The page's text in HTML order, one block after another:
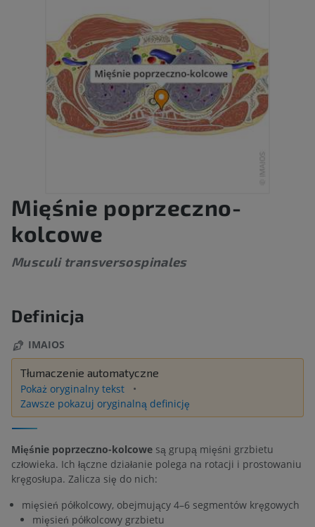
Mięśnie poprzeczno-
kolcowe
Musculi transversospinales
Definicja
IMAIOS
Tłumaczenie automatyczne
Pokaż oryginalny tekst
Zawsze pokazuj oryginalną definicję
Mięśnie poprzeczno-kolcowe są grupą mięśni grzbietu
człowieka. Ich łączne działanie polega na rotacji i prostowaniu
kręgosłupa. Zalicza się do nich:
mięsień półkolcowy, obejmujący 4–6 segmentów kręgowych
mięsień półkolcowy grzbietu